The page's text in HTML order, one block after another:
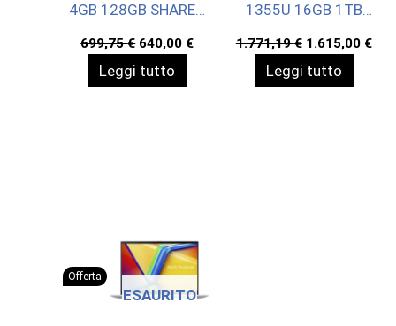
4GB 128GB SHARED
699,75€ Il
prezzo
originale
era:
640,00 €Il
Leggi tutto
1355U 16GB 1TB
1.771,19€ Il
prezzo
originale
era:
1.615,00 €Il
Leggi tutto
Offerta
ESAURITO